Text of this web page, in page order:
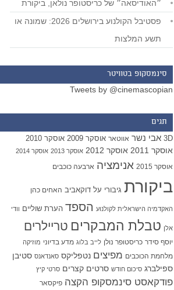
״האודיסאה״ של כריסטופר נולאן, ביקורת
פסטיבל הקולנוע בירושלים 2026: שמונה או
תשע המלצות
סינמסקופ בטוויטר
Tweets by @cinemascopian
תגים
3D אבי נשר אווטאר אוסקר 2009 אוסקר 2010
אוסקר 2011 אוסקר 2012 אוסקר 2013 אוסקר 2014
אוסקר 2015 אנימציה ארבעה כוכבים
ביקורת גיבורי על דוקאביב האחים כהן
האקדמיה הישראלית לקולנוע הספד הערת שוליים וודי
אלן טבלת המבקרים טריילרים
יוסף סידר כריסטופר נולן לייב בלוג מדע בדיוני מוזיקה
מלחמת הכוכבים מפיצים נטפליקס סאנדאנס סטיבן
ספילברג סיכום חודש סרטים קצרים סרטי קיץ
פודקאסט סינמסקופ הקצה פיקסאר